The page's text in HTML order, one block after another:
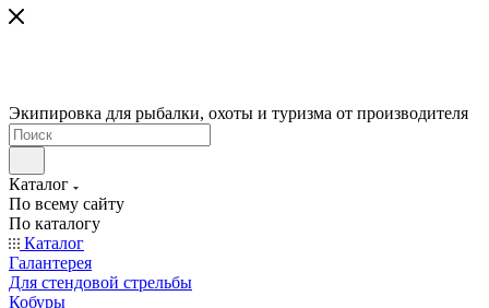
Экипировка для рыбалки, охоты и туризма от производителя
Каталог
По всему сайту
По каталогу
Каталог
Галантерея
Для стендовой стрельбы
Кобуры